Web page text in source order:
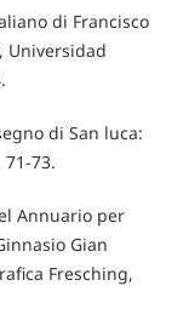
di Francisco
Universidad
di San luca:
73.
Annuario per
Gian
Fresching,